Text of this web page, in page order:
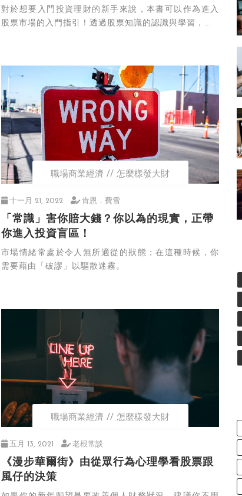
對於想要入門投資理財的新手來說，本書可以作為進入
股票市場的入門指引！透過股票知識的認識與學習，...
職場商業經濟 怎麼樣發大財
十一月 21, 2022 肯恩．費雪
「常識」害你賠大錢？你以為的現實，正帶
你進入投資盲區！
市場情緒常處於令人無所適從的狀態；在這種時候，你
需要藉由「破謬」以驅散迷霧。
職場商業經濟 怎麼樣發大財
五月 13, 2021 老根常談
《漫步華爾街》由從眾行為心理學看股票跟
風仔的決策